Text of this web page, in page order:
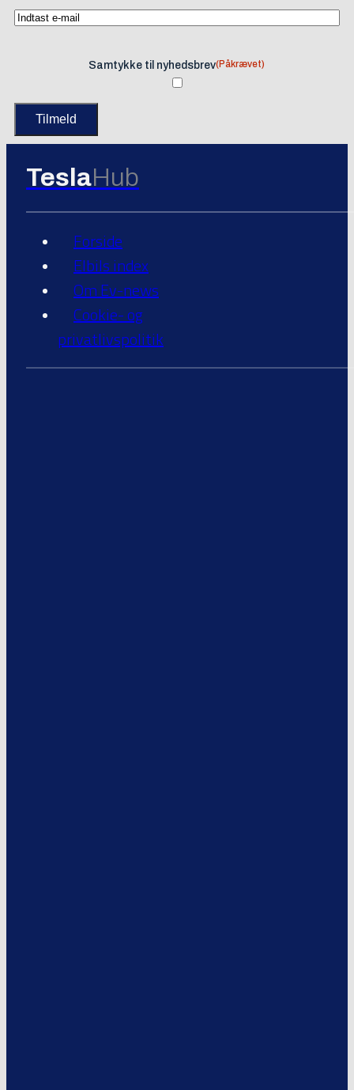
Samtykke til nyhedsbrev(Påkrævet)
TeslaHub
Forside
Elbils index
Om Ev-news
Cookie- og
privatlivspolitik